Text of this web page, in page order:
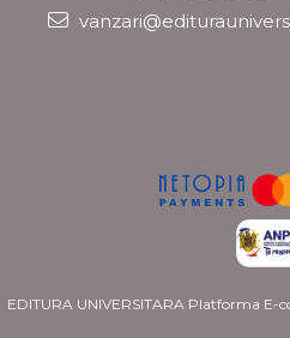
EDITURA UNIVERSITARA Platforma E-